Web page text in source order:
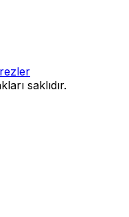
saklıdır.